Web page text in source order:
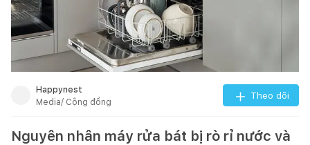
Happynest
Media/ Cộng đồng
Theo dõi
Nguyên nhân máy rửa bát bị rò rỉ nước và